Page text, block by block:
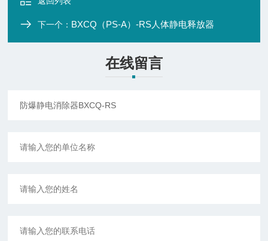
下一个： BXCQ（PS-A）-RS人体静电释放器
在线留言